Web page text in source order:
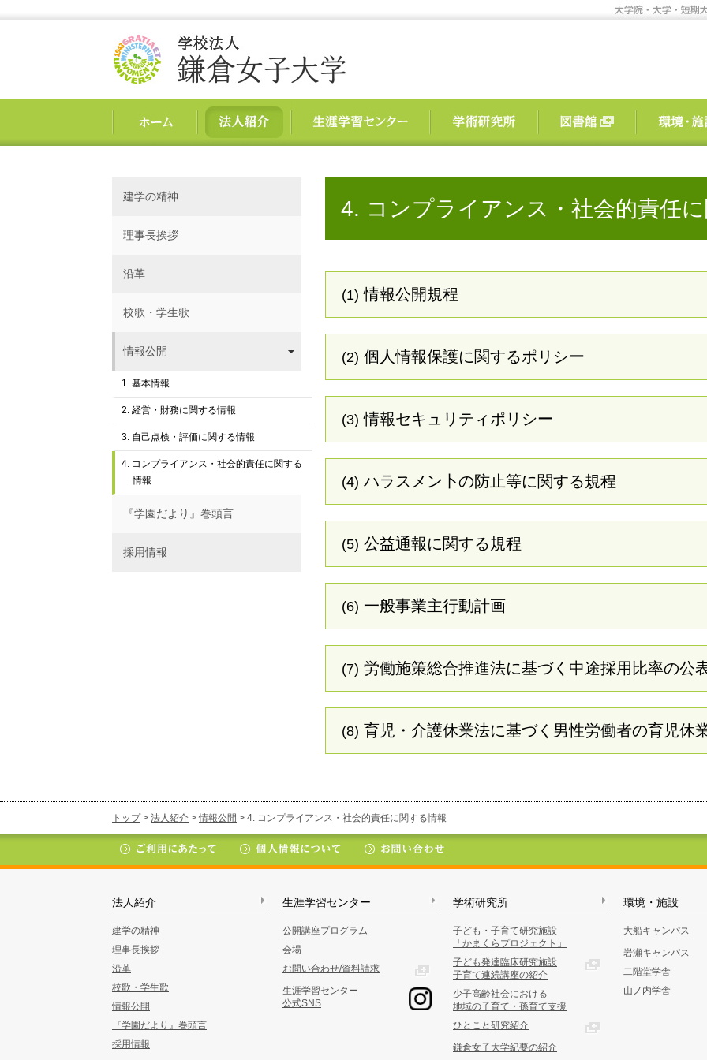
4. コンプライアンス・社会的責任
(1) 情報公開規程
(2) 個人情報保護に関するポリシー
(3) 情報セキュリティポリシー
(4) ハラスメン卜の防止等に関する規程
(5) 公益通報に関する規程
(6) 一般事業主行動計画
(7) 労働施策総合推進法に基づく中途採用比率の公
(8) 育児・介護休業法に基づく男性労働者の育児休
建学の精神
理事長挨拶
沿革
校歌・学生歌
情報公開
1. 基本情報
2. 経営・財務に関する情報
3. 自己点検・評価に関する情報
4. コンプライアンス・社会的責任に関する
情報
『学園だより』巻頭言
採用情報
トップ> 法人紹介 >情報公開 > 4. コンプライアンス・社会的責任に関する情報
法人紹介
建学の精神
理事長挨拶
沿革
校歌・学生歌
情報公開
『学園だより』巻頭言
採用情報
生涯学習センター
公開講座プログラム
会場
お問い合わせ/資料請求
生涯学習センター
公式SNS
学術研究所
子ども・子育て研究施設
「かまくらプロジェクト」
子ども発達臨床研究施設
子育て連続講座の紹介
少子高齢社会における
地域の子育て・孫育て支援
ひとこと研究紹介
鎌倉女子大学紀要の紹介
環境・施設
大船キャンパス
岩瀬キャンパス
二階堂学舎
山ノ内学舎